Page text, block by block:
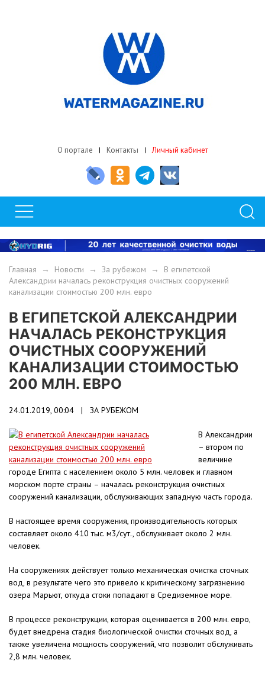
О портале Контакты Личный кабинет
Главная → Новости → За рубежом → В египетской
Александрии началась реконструкция очистных сооружений
канализации стоимостью 200 млн. евро
В ЕГИПЕТСКОЙ АЛЕКСАНДРИИ
НАЧАЛАСЬ РЕКОНСТРУКЦИЯ
ОЧИСТНЫХ СООРУЖЕНИЙ
КАНАЛИЗАЦИИ СТОИМОСТЬЮ
200 МЛН. ЕВРО
24.01.2019, 00:04 | ЗА РУБЕЖОМ
В Александрии
– втором по
величине
городе Египта с населением около 5 млн. человек и главном
морском порте страны – началась реконструкция очистных
сооружений канализации, обслуживающих западную часть города.
В настоящее время сооружения, производительность которых
составляет около 410 тыс. м3/сут., обслуживает около 2 млн.
человек.
На сооружениях действует только механическая очистка сточных
вод, в результате чего это привело к критическому загрязнению
озера Марьют, откуда стоки попадают в Средиземное море.
В процессе реконструкции, которая оценивается в 200 млн. евро,
будет внедрена стадия биологической очистки сточных вод, а
также увеличена мощность сооружений, что позволит обслуживать
2,8 млн. человек.